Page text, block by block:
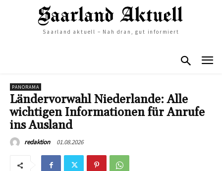
Saarland aktuell – Nah dran, gut informiert
PANORAMA
Ländervorwahl Niederlande: Alle
wichtigen Informationen für Anrufe
ins Ausland
redaktion 01.08.2026